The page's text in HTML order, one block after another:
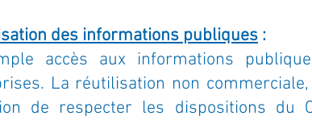
des informations publiques :
accès aux informations
La réutilisation non
de respecter les dispositions du